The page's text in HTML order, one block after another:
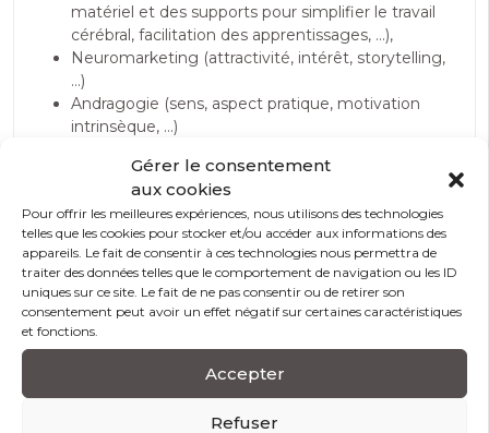
Gérer le consentement
aux cookies
Pour offrir les meilleures expériences, nous utilisons des technologies
telles que les cookies pour stocker et/ou accéder aux informations des
appareils. Le fait de consentir à ces technologies nous permettra de
traiter des données telles que le comportement de navigation ou les ID
uniques sur ce site. Le fait de ne pas consentir ou de retirer son
consentement peut avoir un effet négatif sur certaines caractéristiques
et fonctions.
Accepter
Refuser
matériel et des supports pour simplifier le travail
cérébral, facilitation des apprentissages, …),
Neuromarketing (attractivité, intérêt, storytelling,
…)
Andragogie (sens, aspect pratique, motivation
intrinsèque, …)
pédagogiques, Débats, Projet de groupe,
Multimédia (Vidéos, musiques, …)
Modalités et conditions d’accès
Modalité d’évaluation